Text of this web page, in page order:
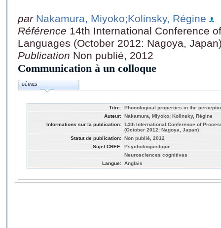
par Nakamura, Miyoko;Kolinsky, Régine
Référence 14th International Conference
Languages (October 2012: Nagoya,
Publication Non publié, 2012
Communication à un colloque
DÉTAILS
Titre: Phonological properties in the
Auteur: Nakamura, Miyoko; Kolinsky, Régine
Informations sur la publication: 14th International Conference of
(October 2012: Nagoya, Japan)
Statut de publication: Non publié, 2012
Sujet CREF: Psycholinguistique
Neurosciences cognitives
Langue: Anglais